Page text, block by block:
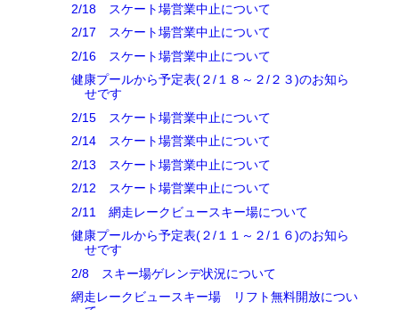
2/18 スケート場営業中止について
2/17 スケート場営業中止について
2/16 スケート場営業中止について
健康プールから予定表(２/１８～２/２３)のお知ら
せです
2/15 スケート場営業中止について
2/14 スケート場営業中止について
2/13 スケート場営業中止について
2/12 スケート場営業中止について
2/11 網走レークビュースキー場について
健康プールから予定表(２/１１～２/１６)のお知ら
せです
2/8 スキー場ゲレンデ状況について
網走レークビュースキー場 リフト無料開放につい